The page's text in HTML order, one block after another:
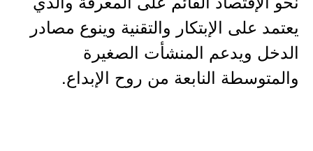
يعتمد على الإبتكار والتقنية وينوع مصادر
الدخل ويدعم المنشأت الصغيرة
والمتوسطة النابعة من روح الإبداع.